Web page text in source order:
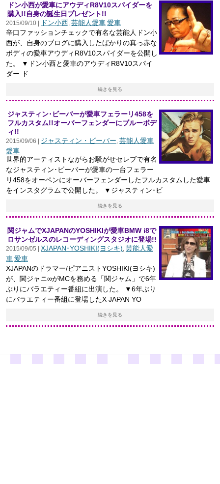
ドン小西が愛車にアウディR8V10スパイダーを
購入!!自身の誕生日プレゼント!!
2015/09/10 | ドン小西, 芸能人愛車愛車
辛口ファッションチェックで有名な芸能人ドン小
西が、自身のブログに購入したばかりの真っ赤な
ボディの愛車アウディR8V10スパイダーを公開し
た。 ▼ドン小西と愛車のアウディR8V10スパイ
ダー ド
続きを見る
ジャスティン･ビーバーが愛車フェラーリ458を
フルカスタム!!オーバーフェンダーにブルーボデ
ィ!!
2015/09/06 | ジャスティン・ビーバー, 芸能人愛車
愛車
世界的アーティストながらお騒がせセレブで有名
なジャスティン･ビーバーが愛車の一台フェラー
リ458をオーペンにオーバーフェンダーしたフルカスタムした愛車
をインスタグラムで公開した。 ▼ジャスティン･ビ
続きを見る
関ジャムでXJAPANのYOSHIKIが愛車BMW i8で
ロサンゼルスのレコーディングスタジオに登場!!
2015/09/05 | XJAPAN･YOSHIKI(ヨシキ), 芸能人愛
車愛車
XJAPANのドラマー/ピアニストYOSHIKI(ヨシキ)
が、関ジャニ∞がMCを務める「関ジャム」で6年
ぶりにバラエティー番組に出演した。 ▼6年ぶり
にバラエティー番組に登場したX JAPAN YO
続きを見る